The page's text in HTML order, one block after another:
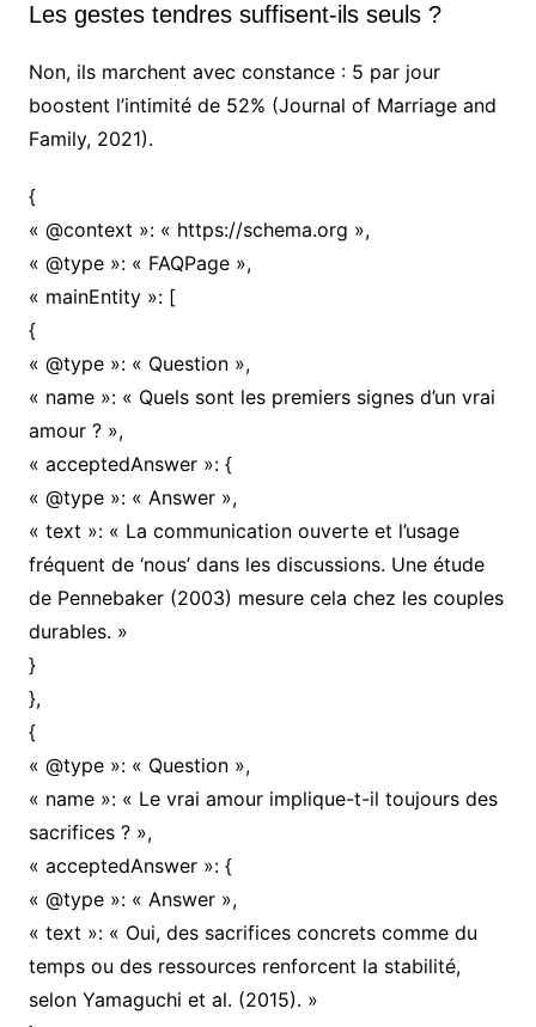
Les gestes tendres suffisent-ils seuls ?
Non, ils marchent avec constance : 5 par jour
boostent l’intimité de 52% (Journal of Marriage and
Family, 2021).
{
« @context »: « https://schema.org »,
« @type »: « FAQPage »,
« mainEntity »: [
{
« @type »: « Question »,
« name »: « Quels sont les premiers signes d’un vrai
amour ? »,
« acceptedAnswer »: {
« @type »: « Answer »,
« text »: « La communication ouverte et l’usage
fréquent de ‘nous’ dans les discussions. Une étude
de Pennebaker (2003) mesure cela chez les couples
durables. »
}
},
{
« @type »: « Question »,
« name »: « Le vrai amour implique-t-il toujours des
sacrifices ? »,
« acceptedAnswer »: {
« @type »: « Answer »,
« text »: « Oui, des sacrifices concrets comme du
temps ou des ressources renforcent la stabilité,
selon Yamaguchi et al. (2015). »